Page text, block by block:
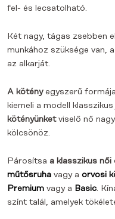
fel- és lecsatolható.
Két nagy, tágas zsebben
munkához szüksége van,
az alkarját.
A kötényegyszerű
kiemeli a modell
kötényünketviselő nő
kölcsönöz.
Párosítsa a klasszikus
műtősruha vagy a orvosi
Premium vagy a Basic.
színt talál, amelyek